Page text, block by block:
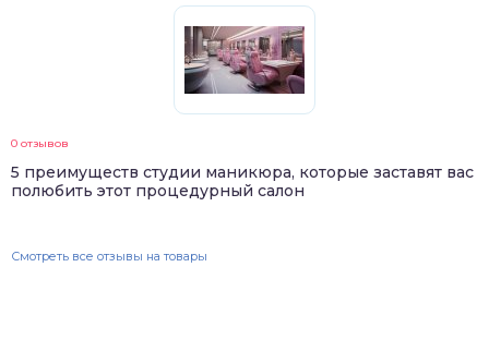
0 отзывов
5 преимуществ студии маникюра, которые заставят вас
полюбить этот процедурный салон
Смотреть все отзывы на товары